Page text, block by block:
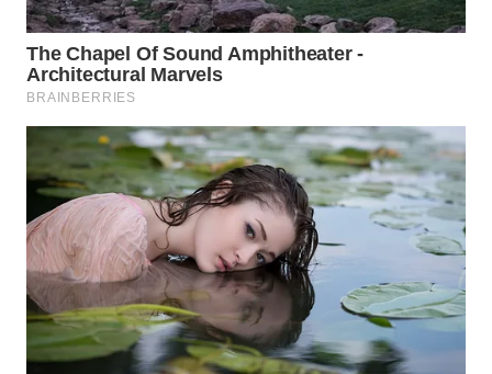
WN
PAKPAK
WN
WN
BEKASI
WN
BOGOR
WN
DEPOK